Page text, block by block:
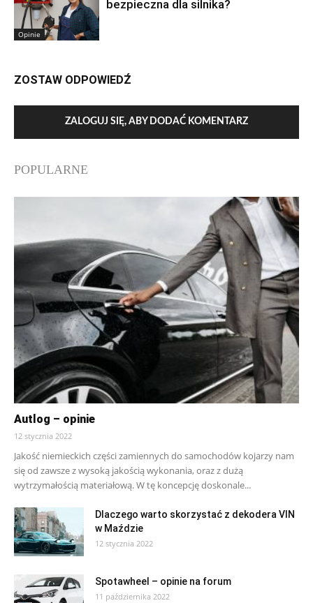
Opinie
bezpieczna dla silnika?
ZOSTAW ODPOWIEDŹ
ZALOGUJ SIĘ, ABY DODAĆ KOMENTARZ
POPULARNE
Autlog – opinie
12 stycznia 2022
Jakość niemieckich części zamiennych do samochodów kojarzy nam
się od zawsze z wysoką jakością wykonania, oraz z dużą
wytrzymałością materiałową. W tę koncepcję doskonale...
Dlaczego warto skorzystać z dekodera VIN
w Maździe
12 stycznia 2022
Spotawheel – opinie na forum
11 października 2022